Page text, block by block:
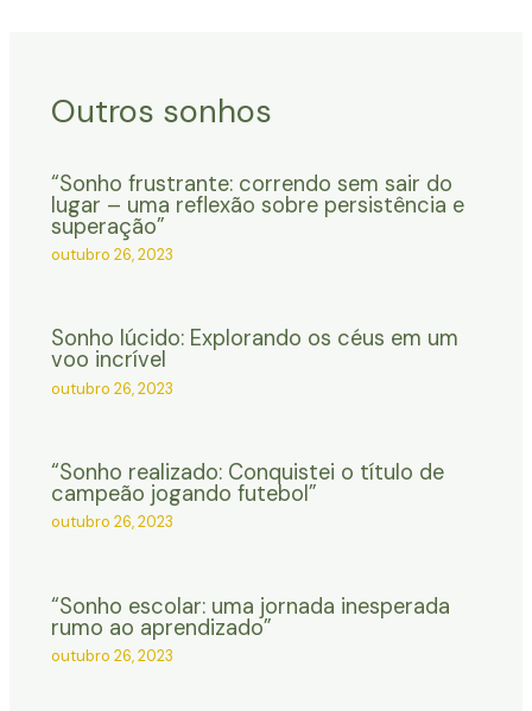
Outros sonhos
“Sonho frustrante: correndo sem sair do
lugar – uma reflexão sobre persistência e
superação”
outubro 26, 2023
Sonho lúcido: Explorando os céus em um
voo incrível
outubro 26, 2023
“Sonho realizado: Conquistei o título de
campeão jogando futebol”
outubro 26, 2023
“Sonho escolar: uma jornada inesperada
rumo ao aprendizado”
outubro 26, 2023